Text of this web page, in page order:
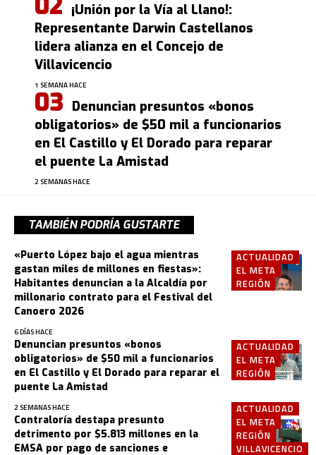
¡Unión por la Vía al Llano!:
Representante Darwin Castellanos
lidera alianza en el Concejo de
Villavicencio
1 SEMANA HACE
Denuncian presuntos «bonos
obligatorios» de $50 mil a funcionarios
en El Castillo y El Dorado para reparar
el puente La Amistad
2 SEMANAS HACE
TAMBIÉN PODRÍA GUSTARTE
ACTUALIDAD
EL META
REGIÓN
«Puerto López bajo el agua mientras
gastan miles de millones en fiestas»:
Habitantes denuncian a la Alcaldía por
millonario contrato para el Festival del
Canoero 2026
6 DÍAS HACE
ACTUALIDAD
EL META
REGIÓN
Denuncian presuntos «bonos
obligatorios» de $50 mil a funcionarios
en El Castillo y El Dorado para reparar el
puente La Amistad
2 SEMANAS HACE
ACTUALIDAD
EL META
REGIÓN
VILLAVICENCIO
Contraloría destapa presunto
detrimento por $5.813 millones en la
EMSA por pago de sanciones e